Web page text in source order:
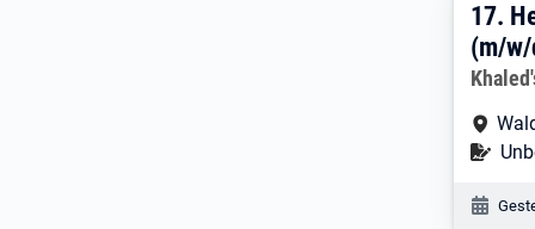
17.
17.
(m/